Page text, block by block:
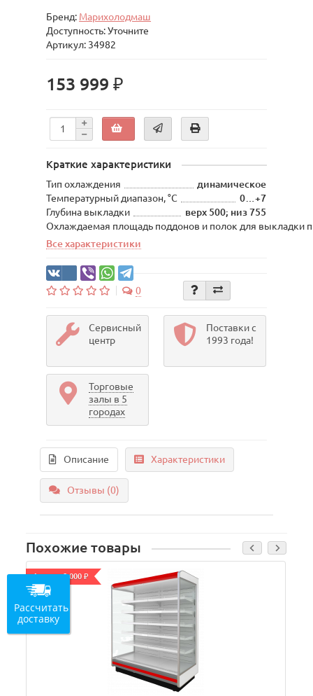
Бренд: Марихолодмаш
Доступность: Уточните
Артикул: 34982
153 999 ₽
Краткие характеристики
Тип охлаждения
динамическое
Температурный диапазон, °С
0…+7
Глубина выкладки
верх 500; низ 755
Охлаждаемая площадь поддонов и полок для выкладки
Все характеристики
0
Сервисный
центр
Поставки с
1993 года!
Торговые
залы в 5
городах
Описание Характеристики
Отзывы (0)
Похожие товары
Акция - 8 000 ₽
Рассчитать
доставку